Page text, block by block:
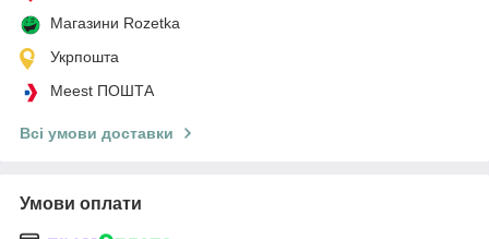
Магазини Rozetka
Укрпошта
Meest ПОШТА
Всі умови доставки
Умови оплати